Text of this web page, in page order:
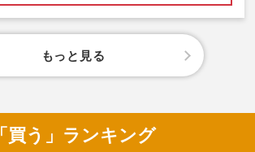
もっと見る
「買う」ランキング